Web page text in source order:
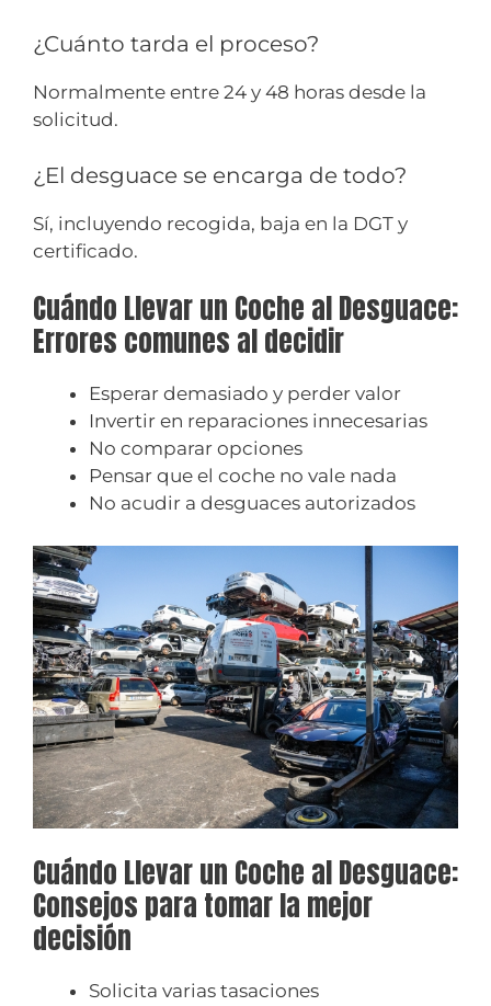
¿Cuánto tarda el proceso?
Normalmente entre 24 y 48 horas desde la
solicitud.
¿El desguace se encarga de todo?
Sí, incluyendo recogida, baja en la DGT y
certificado.
Cuándo Llevar un Coche al Desguace:
Errores comunes al decidir
Esperar demasiado y perder valor
Invertir en reparaciones innecesarias
No comparar opciones
Pensar que el coche no vale nada
No acudir a desguaces autorizados
Cuándo Llevar un Coche al Desguace:
Consejos para tomar la mejor
decisión
Solicita varias tasaciones